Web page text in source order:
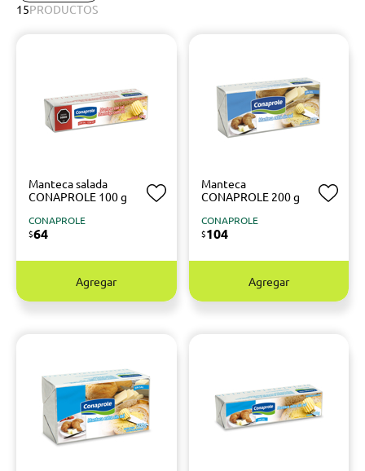
15PRODUCTOS
Manteca salada
CONAPROLE 100 g
CONAPROLE
$64
Agregar
Manteca
CONAPROLE 200 g
CONAPROLE
$104
Agregar